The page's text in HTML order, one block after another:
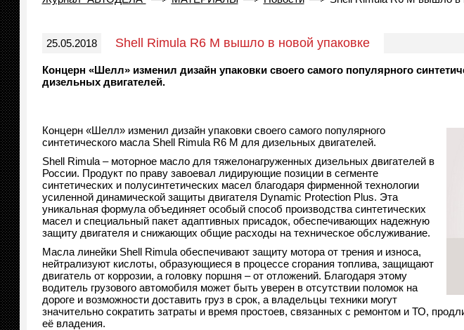
25.05.2018 Shell Rimula R6 M вышло в новой упаковке
Концерн «Шелл» изменил дизайн упаковки своего самого популярного
дизельных двигателей.
Концерн «Шелл» изменил дизайн упаковки своего самого популярного
синтетического масла Shell Rimula R6 M для дизельных двигателей.
Shell Rimula – моторное масло для тяжелонагруженных дизельных двигателей в
России. Продукт по праву завоевал лидирующие позиции в сегменте
синтетических и полусинтетических масел благодаря фирменной технологии
усиленной динамической защиты двигателя Dynamic Protection Plus. Эта
уникальная формула объединяет особый способ производства синтетических
масел и специальный пакет адаптивных присадок, обеспечивающих надежную
защиту двигателя и снижающих общие расходы на техническое обслуживание.
Масла линейки Shell Rimula обеспечивают защиту мотора от трения и износа,
нейтрализуют кислоты, образующиеся в процессе сгорания топлива, защищают
двигатель от коррозии, а головку поршня – от отложений. Благодаря этому
водитель грузового автомобиля может быть уверен в отсутствии поломок на
дороге и возможности доставить груз в срок, а владельцы техники могут
значительно сократить затраты и время простоев, связанных с ремонтом и ТО,
её владения.